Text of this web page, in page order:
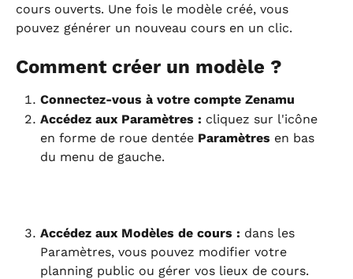
cours ouverts. Une fois le modèle créé, vous
pouvez générer un nouveau cours en un clic.
Comment créer un modèle ?
Connectez-vous à votre compte Zenamu
Accédez aux Paramètres : cliquez sur l'icône
en forme de roue dentée Paramètres en bas
du menu de gauche.
Accédez aux Modèles de cours : dans les
Paramètres, vous pouvez modifier votre
planning public ou gérer vos lieux de cours.